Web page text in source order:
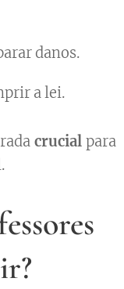
danos.
a lei.
crucial para